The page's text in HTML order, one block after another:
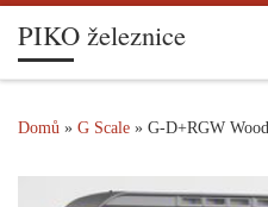
Skip to content
PIKO železnice
Domů » G Scale » G-D+RGW